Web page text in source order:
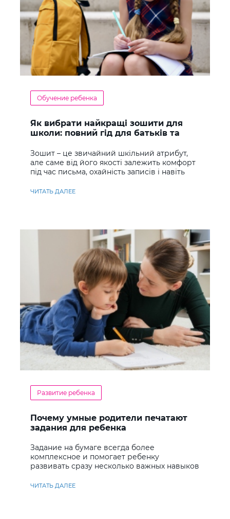
Обучение ребенка
Як вибрати найкращі зошити для
школи: повний гід для батьків та
Зошит – це звичайний шкільний атрибут,
але саме від його якості залежить комфорт
під час письма, охайність записів і навіть
ЧИТАТЬ ДАЛЕЕ
Развитие ребенка
Почему умные родители печатают
задания для ребенка
Задание на бумаге всегда более
комплексное и помогает ребенку
развивать сразу несколько важных навыков
ЧИТАТЬ ДАЛЕЕ